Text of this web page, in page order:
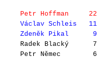
Petr Hoffman 22
Václav Schleis 11
Zdeněk Pikal 9
Radek Blacký 7
Petr Němec 6